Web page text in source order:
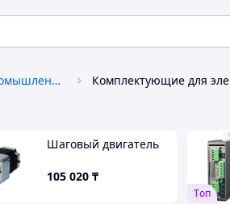
Комплектующие для промышленного оборудования и станков
Шаговый двигатель
105 020 ₸
Tоп